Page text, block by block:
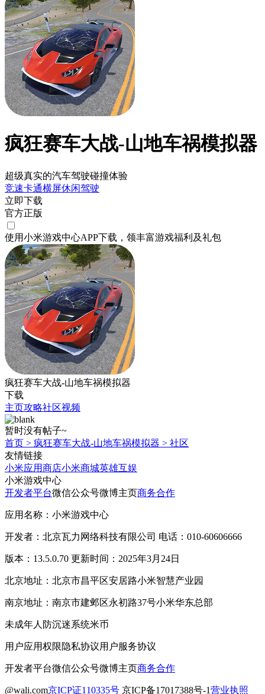
疯狂赛车大战-山地车祸模拟器
超级真实的汽车驾驶碰撞体验
竞速卡通横屏休闲驾驶
立即下载
官方正版
使用小米游戏中心APP下载 ，领丰富游戏福利 及礼包
疯狂赛车大战-山地车祸模拟器
下载
主页攻略社区视频
暂时没有帖子~
首页 > 疯狂赛车大战-山地车祸模拟器 > 社区
友情链接
小米应用商店小米商城英雄互娱
小米游戏中心
开发者平台微信公众号微博主页商务合作
应用名称：小米游戏中心
开发者：北京瓦力网络科技有限公司 电话：010-60606666
版本：13.5.0.70 更新时间：2025年3月24日
北京地址：北京市昌平区安居路小米智慧产业园
南京地址：南京市建邺区永初路37号小米华东总部
未成年人防沉迷系统米币
用户应用权限隐私协议用户服务协议
开发者平台微信公众号微博主页商务合作
@wali.com京ICP证110335号 京ICP备17017388号-1营业执照